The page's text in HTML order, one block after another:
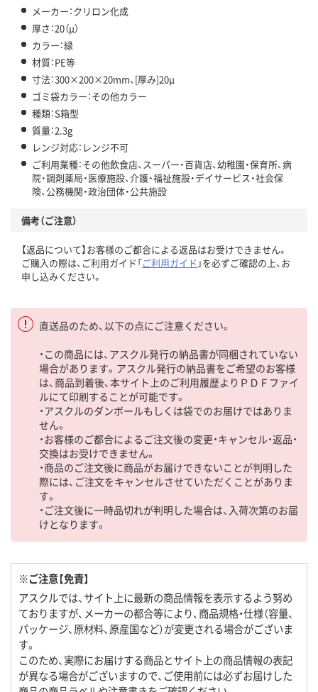
メーカー：クリロン化成
厚さ：20（μ）
カラー：緑
材質：PE等
寸法：300×200×20mm、[厚み]20μ
ゴミ袋カラー：その他カラー
種類：S箱型
質量：2.3g
レンジ対応：レンジ不可
ご利用業種：その他飲食店、スーパー・百貨店、幼稚園・保育所、病
院・調剤薬局・医療施設、介護・福祉施設・デイサービス・社会保
険、公務機関・政治団体・公共施設
備考（ご注意）
【返品について】お客様のご都合による返品はお受けできません。
ご購入の際は、ご利用ガイド「ご利用ガイド 」を必ずご確認の上、お
申し込みください。
直送品のため、以下の点にご注意ください。
・この商品には、アスクル発行の納品書が同梱されていない
場合があります。アスクル発行の納品書をご希望のお客様
は、商品到着後、本サイト上のご利用履歴よりＰＤＦファイ
ルにて印刷することが可能です。
・アスクルのダンボールもしくは袋でのお届けではありま
せん。
・お客様のご都合によるご注文後の変更・キャンセル・返品・
交換はお受けできません。
・商品のご注文後に商品がお届けできないことが判明した
際には、ご注文をキャンセルさせていただくことがありま
す。
・ご注文後に一時品切れが判明した場合は、入荷次第のお届
けとなります。
※ご注意【免責】
アスクルでは、サイト上に最新の商品情報を表示するよう努め
ておりますが、メーカーの都合等により、商品規格・仕様（容量、
パッケージ、原材料、原産国など）が変更される場合がございま
す。
このため、実際にお届けする商品とサイト上の商品情報の表記
が異なる場合がございますので、ご使用前には必ずお届けした